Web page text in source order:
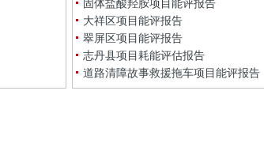
固体盐酸羟胺项目能评报告
大祥区项目能评报告
翠屏区项目能评报告
志丹县项目耗能评估报告
道路清障故事救援拖车项目能评报告